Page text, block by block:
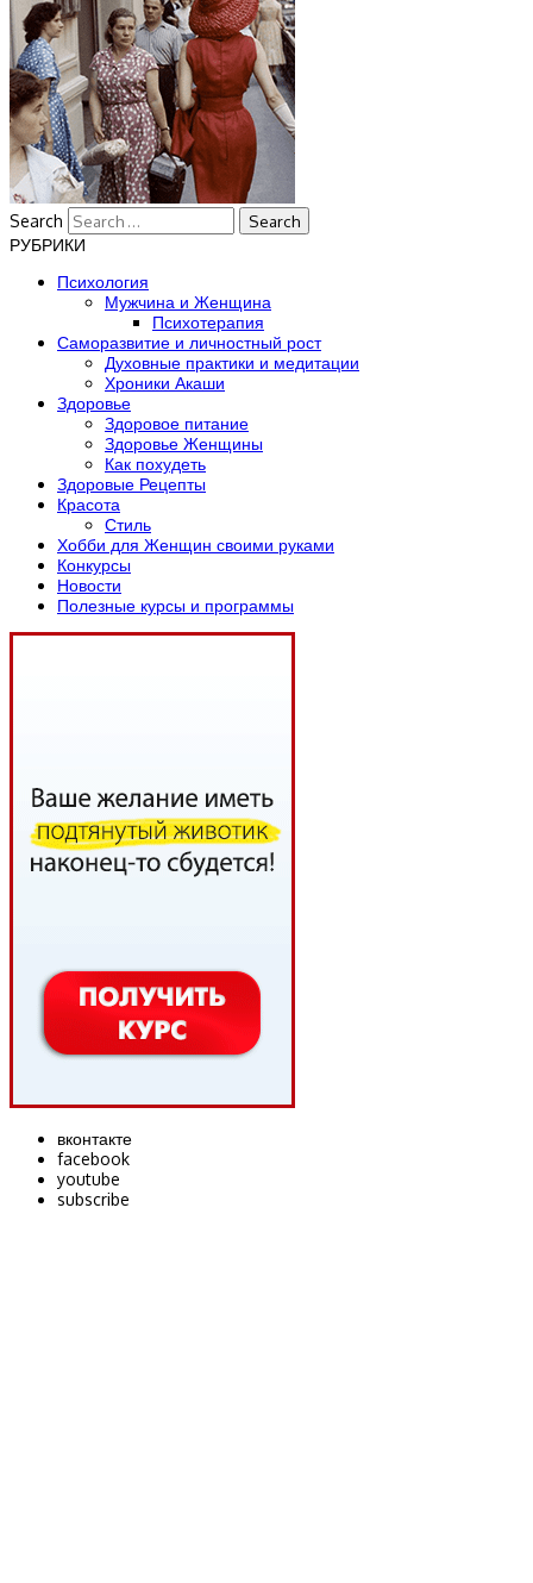
Search
РУБРИКИ
Психология
Мужчина и Женщина
Психотерапия
Саморазвитие и личностный рост
Духовные практики и медитации
Хроники Акаши
Здоровье
Здоровое питание
Здоровье Женщины
Как похудеть
Здоровые Рецепты
Красота
Стиль
Хобби для Женщин своими руками
Конкурсы
Новости
Полезные курсы и программы
вконтакте
facebook
youtube
subscribe